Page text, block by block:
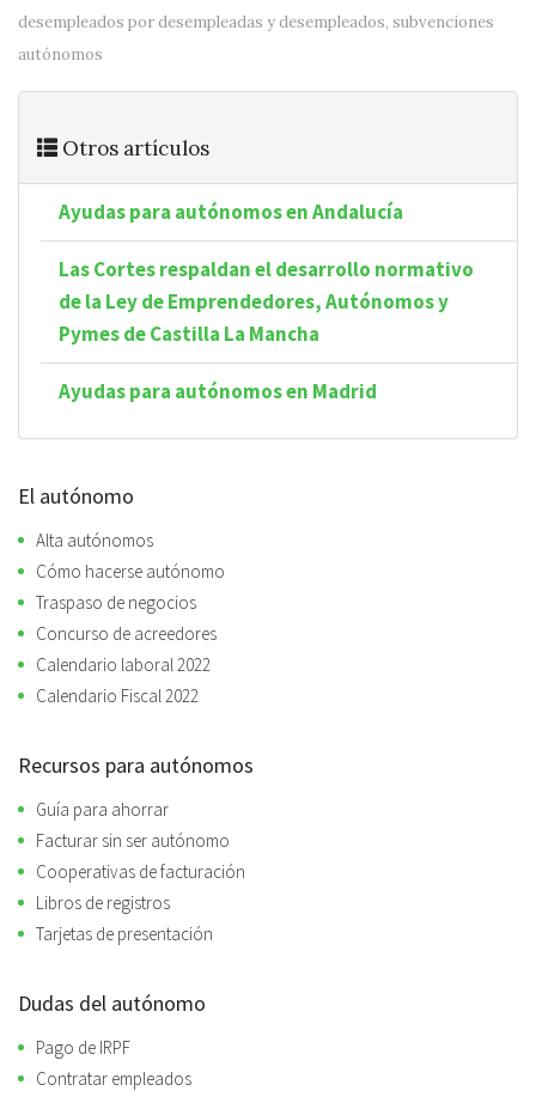
desempleados por desempleadas y desempleados, subvenciones
autónomos
Otros artículos
Ayudas para autónomos en Andalucía
Las Cortes respaldan el desarrollo normativo
de la Ley de Emprendedores, Autónomos y
Pymes de Castilla La Mancha
Ayudas para autónomos en Madrid
El autónomo
Alta autónomos
Cómo hacerse autónomo
Traspaso de negocios
Concurso de acreedores
Calendario laboral 2022
Calendario Fiscal 2022
Recursos para autónomos
Guía para ahorrar
Facturar sin ser autónomo
Cooperativas de facturación
Libros de registros
Tarjetas de presentación
Dudas del autónomo
Pago de IRPF
Contratar empleados